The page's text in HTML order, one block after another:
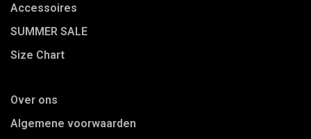
Accessoires
SUMMER SALE
Size Chart
Over ons
Algemene voorwaarden